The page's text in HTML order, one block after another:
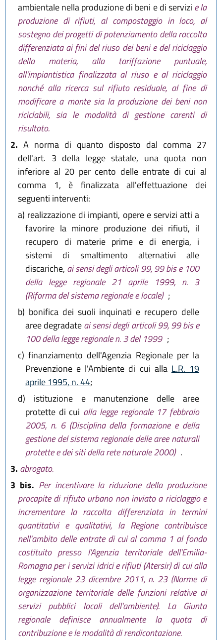
ambientale nella produzione di beni e di servizi e la
produzione di rifiuti, al compostaggio in loco, al
sostegno dei progetti di potenziamento della raccolta
differenziata ai fini del riuso dei beni e del riciclaggio
della materia, alla tariffazione puntuale,
all'impiantistica finalizzata al riuso e al riciclaggio
nonché alla ricerca sul rifiuto residuale, al fine di
modificare a monte sia la produzione dei beni non
riciclabili, sia le modalità di gestione carenti di
risultato.
2. A norma di quanto disposto dal comma 27
dell'art. 3 della legge statale, una quota non
inferiore al 20 per cento delle entrate di cui al
comma 1, è finalizzata all'effettuazione dei
seguenti interventi:
a) realizzazione di impianti, opere e servizi atti a
favorire la minore produzione dei rifiuti, il
recupero di materie prime e di energia, i
sistemi di smaltimento alternativi alle
discariche, ai sensi degli articoli 99, 99 bis e 100
della legge regionale 21 aprile 1999, n. 3
(Riforma del sistema regionale e locale) ;
b) bonifica dei suoli inquinati e recupero delle
aree degradateai sensi degli articoli 99, 99 bis e
100 della legge regionale n. 3 del 1999 ;
c) finanziamento dell'Agenzia Regionale per la
Prevenzione e l'Ambiente di cui alla L.R. 19
aprile 1995, n. 44;
d) istituzione e manutenzione delle aree
protette di cui alla legge regionale 17 febbraio
2005, n. 6 (Disciplina della formazione e della
gestione del sistema regionale delle aree naturali
protette e dei siti della rete naturale 2000) .
3. abrogato.
3 bis. Per incentivare la riduzione della produzione
procapite di rifiuto urbano non inviato a riciclaggio e
incrementare la raccolta differenziata in termini
quantitativi e qualitativi, la Regione contribuisce
nell'ambito delle entrate di cui al comma 1 al fondo
costituito presso l'Agenzia territoriale dell'Emilia-
Romagna per i servizi idrici e rifiuti (Atersir) di cui alla
legge regionale 23 dicembre 2011, n. 23 (Norme di
organizzazione territoriale delle funzioni relative ai
servizi pubblici locali dell'ambiente). La Giunta
regionale definisce annualmente la quota di
contribuzione e le modalità di rendicontazione.